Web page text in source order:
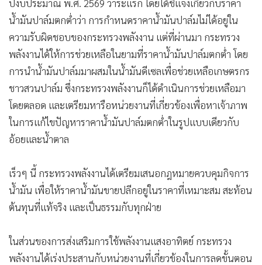
• หุ้น
• อินโดจีน
• กองทุนรวม
• Celeb Online
Factcheck
•
•
News1
• Gotomanager
นายพีระพันธุ์ สาลีรัฐวิภาค รองนายกรัฐมนตรีและรัฐมนตรีว่าการ
กระทรวงพลังงาน กล่าวในการประชุมสภาผู้แทนราษฎรสมัย
วิสามัญ เพื่อพิจารณาร่าง พ.ร.บ.งบประมาณรายจ่ายประจำ
ปีงบประมาณ พ.ศ. 2569 วาระแรก โดยได้ชี้แจงเกี่ยวกับราคา
น้ำมันปาล์มตกต่ำว่า การกำหนดราคาน้ำมันปาล์มไม่ได้อยู่ใน
ความรับผิดชอบของกระทรวงพลังงาน แต่ที่ผ่านมา กระทรวง
พลังงานได้ให้การช่วยเหลือในยามที่ราคาน้ำมันปาล์มตกต่ำ โดย
การนำน้ำมันปาล์มมาผสมในน้ำมันดีเซลเพื่อช่วยเหลือเกษตรกร
โดยตลอด และเตรียมหารือหน่วยงานที่เกี่ยวข้องเพื่อหาเจ้าภาพ
ในการแก้ไขปัญหาราคาน้ำมันปาล์มตกต่ำในรูปแบบเดียวกับ
อ้อยและน้ำตาล
เร็วๆ นี้ กระทรวงพลังงานได้เตรียมเสนอกฎหมายควบคุมกิจการ
น้ำมัน เพื่อให้ราคาน้ำมันขายปลีกอยู่ในราคาที่เหมาะสม สะท้อน